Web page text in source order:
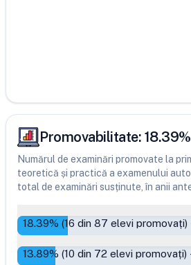
Promovabilitate: 18.39%
Numărul de examinări promovate la
teoretică și practică a examenului
total de examinări susținute, în anii
18.39% (16 din 87 elevi promovați)
13.89% (10 din 72 elevi promovați)